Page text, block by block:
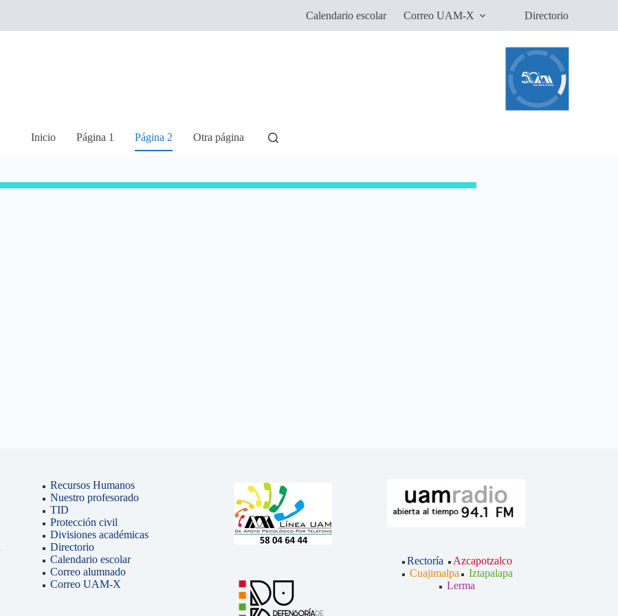
Calendario escolar Correo UAM-X Directorio
Inicio Página 1 Página 2 Otra página
Recursos Humanos
Nuestro profesorado
TID
Protección civil
Divisiones académicas
Directorio
Calendario escolar
Correo alumnado
Correo UAM-X
Rectoría
Azcapotzalco
Cuajimalpa
Iztapalapa
Lerma